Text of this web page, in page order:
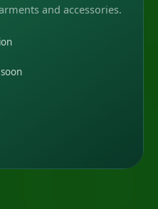
and accessories.